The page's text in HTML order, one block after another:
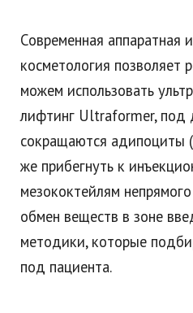
Современная аппаратная
косметология позволяет
можем использовать
лифтинг Ultraformer, под
сокращаются адипоциты
же прибегнуть к
мезококтейлям
обмен веществ в зоне
методики, которые
под пациента.